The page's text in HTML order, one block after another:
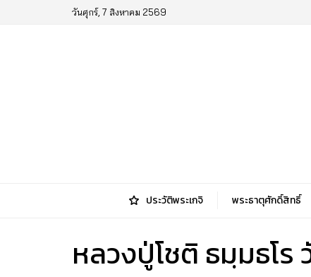
วันศุกร์, 7 สิงหาคม 2569
ประวัติพระเกจิ พระธาตุศักดิ์สิทธิ์
หลวงปู่โชติ ธมฺมธโ